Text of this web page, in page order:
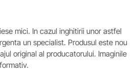
mici. In cazul inghitirii unor astfel
un specialist. Produsul este nou
original al producatorului. Imaginile